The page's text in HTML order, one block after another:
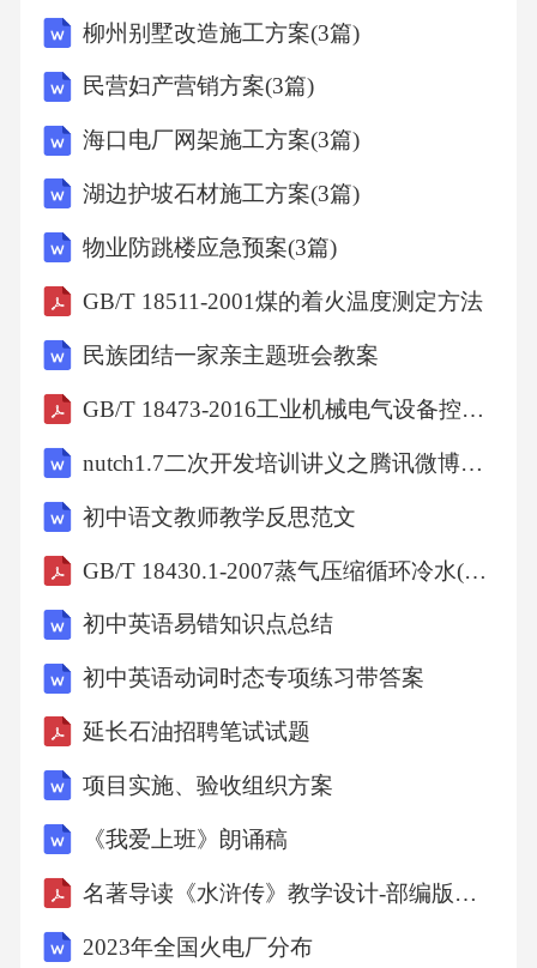
柳州别墅改造施工方案(3篇)
民营妇产营销方案(3篇)
海口电厂网架施工方案(3篇)
湖边护坡石材施工方案(3篇)
物业防跳楼应急预案(3篇)
GB/T 18511-2001煤的着火温度测定方法
民族团结一家亲主题班会教案
GB/T 18473-2016工业机械电气设备控制与驱动装置间实时串行通信数据链路
nutch1.7二次开发培训讲义之腾讯微博抓取分析
初中语文教师教学反思范文
GB/T 18430.1-2007蒸气压缩循环冷水(热泵)机组第1部分：工业或商业用及类似用途的冷水(热泵)机组
初中英语易错知识点总结
初中英语动词时态专项练习带答案
延长石油招聘笔试试题
项目实施、验收组织方案
《我爱上班》朗诵稿
名著导读《水浒传》教学设计-部编版语文九年级上册
2023年全国火电厂分布